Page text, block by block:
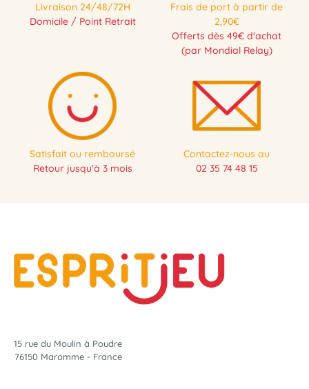
Livraison 24/48/72H
Domicile / Point Retrait
Frais de port à partir de
2,90€
Offerts dès 49€ d'achat
(par Mondial Relay)
Satisfait ou remboursé
Retour jusqu'à 3 mois
Contactez-nous au
02 35 74 48 15
15 rue du Moulin à Poudre
76150 Maromme - France